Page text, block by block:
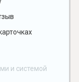
и системой